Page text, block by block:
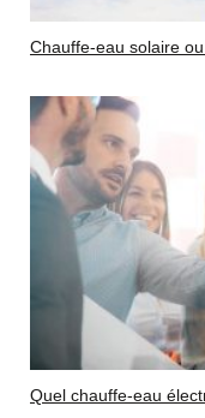
Chauffe-eau solaire
Quel chauffe-eau